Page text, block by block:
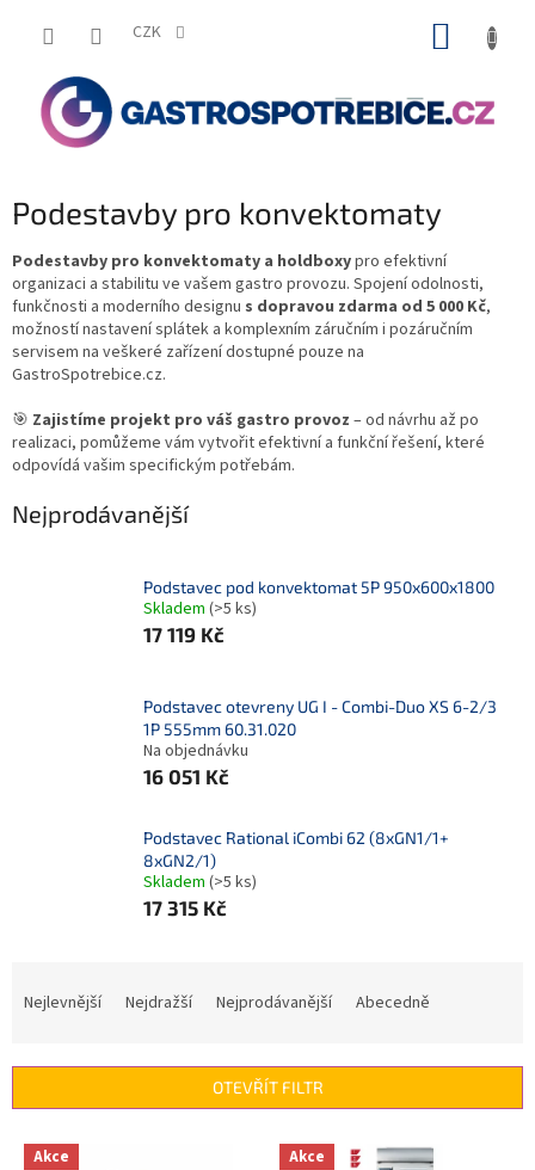
CZK
Podestavby pro konvektomaty
Podestavby pro konvektomaty a holdboxypro efektivní
organizaci a stabilitu ve vašem gastro provozu. Spojení odolnosti,
funkčnosti a moderního designu s dopravou zdarma od 5 000 Kč,
možností nastavení splátek a komplexním záručním i pozáručním
servisem na veškeré zařízení dostupné pouze na
GastroSpotrebice.cz.
🎯 Zajistíme projekt pro váš gastro provoz – od návrhu až po
realizaci, pomůžeme vám vytvořit efektivní a funkční řešení, které
odpovídá vašim specifickým potřebám.
Nejprodávanější
Podstavec pod konvektomat 5P 950x600x1800
Skladem (>5 ks)
17 119 Kč
Podstavec otevreny UG I - Combi-Duo XS 6-2/3
1P 555mm 60.31.020
Na objednávku
16 051 Kč
Podstavec Rational iCombi 62 (8xGN1/1+
8xGN2/1)
Skladem (>5 ks)
17 315 Kč
í
Nejlevnější Nejdražší Nejprodávanější Abecedně
OTEVŘÍT FILTR
V Akce Akce